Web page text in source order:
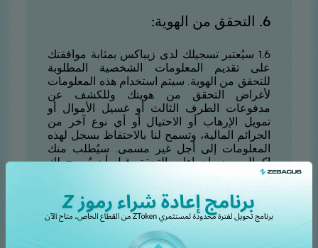
6. التحقق من الهوية:
6.1 سيُعتبر تسجيلك لدى زيباكس بمثابة موافقتك
على تقديم المعلومات الشخصية المطلوبة
للتحقق من الهوية. سيتم استخدام هذه المعلومات
لأغراض التحقق من هويتك وللكشف عن
مدفوعات الطرف الثالث أو غسيل الأموال أو
تمويل الإرهاب أو الاحتيال أو أي نوع آخر من
الجرائم المالية، وتسمح لنا بالاحتفاظ بسجل لهذه
المعلومات إلى أجل غير مسمى. سيُطلب منك
إكمال بعض إجراءات التحقق قبل أن يُسمح لك
باستخدام خدمات زيباكس. سنقوم بجمع هذه
المعلومات واستخدامها ومشاركتها وفقاً لسياسة
الخصوصية الخاصة بنا.
6.2 إجراءات تحديد الهوية والتحقق (المعروفة